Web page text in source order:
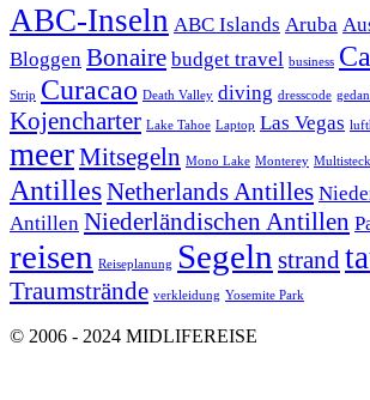
ABC-Inseln ABC Islands Aruba
Bloggen Bonaire budget travel business
Strip Curacao Death Valley diving dresscode
Kojencharter Lake Tahoe Laptop Las Vegas
meerMitsegeln Mono Lake Monterey
AntillesNetherlands Antilles
Antillen Niederländischen Antillen
reisen Reiseplanung Segeln strand
Traumstrände verkleidung Yosemite Park
© 2006 - 2024 MIDLIFEREISE